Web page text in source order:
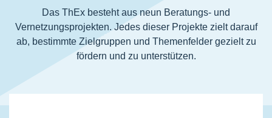
Das ThEx besteht aus neun Beratungs- und
Vernetzungsprojekten. Jedes dieser Projekte zielt darauf
ab, bestimmte Zielgruppen und Themenfelder gezielt zu
fördern und zu unterstützen.